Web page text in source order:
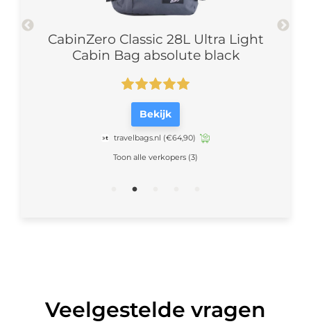
CabinZero Classic 28L Ultra Light
Cabin Bag absolute black
Bekijk
travelbags.nl (€64,90)
Toon alle verkopers (3)
Veelgestelde vragen